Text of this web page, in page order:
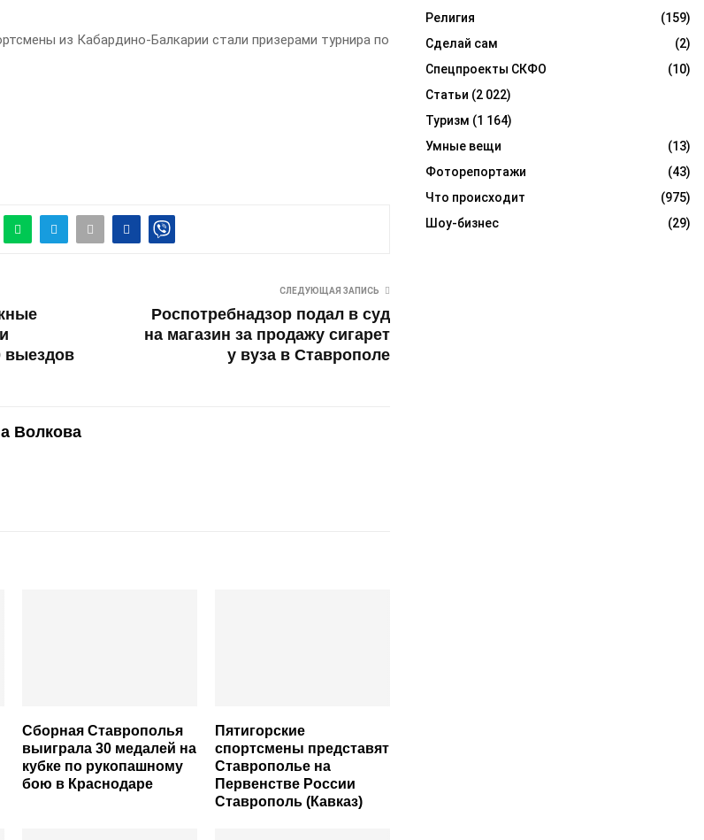
из Кабардино-Балкарии стали призерами турнира по
выездов
СЛЕДУЮЩАЯ ЗАПИСЬ
Роспотребнадзор подал в суд
на магазин за продажу сигарет
у вуза в Ставрополе
Волкова
Сборная Ставрополья
выиграла 30 медалей на
кубке по рукопашному
бою в Краснодаре
Пятигорские
спортсмены представят
Ставрополье на
Первенстве России
Ставрополь (Кавказ)
Религия
(159)
Сделай сам
(2)
Спецпроекты СКФО
(10)
Статьи (2 022)
Туризм (1 164)
Умные вещи
(13)
Фоторепортажи
(43)
Что происходит
(975)
Шоу-бизнес
(29)